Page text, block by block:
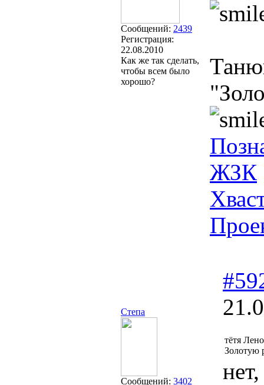
Сообщений: 2439
Регистрация:
22.08.2010
Как же так сделать,
чтобы всем было
хорошо?
ЖЗК
Степа
Сообщений: 3402
тётя
Золотую